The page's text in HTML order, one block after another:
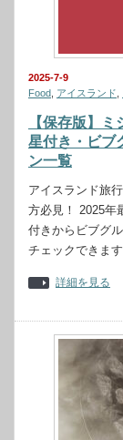
2025-7-9
Food アイスランド
【保存版】
星付き・ビブ
ン一覧
アイスランド旅
方必見！ 2025年
付きからビブグ
チェックできま
詳細を見る